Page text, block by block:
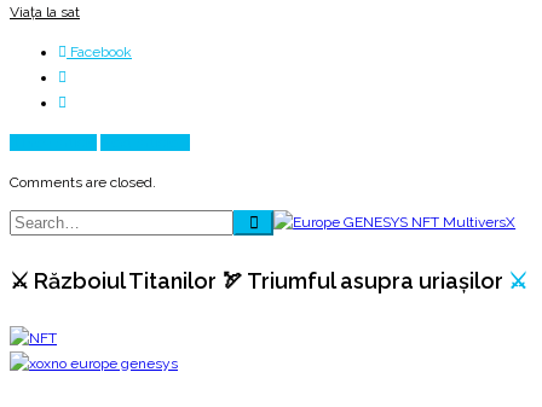
Viața la sat
Facebook
Comments are closed.
⚔️ Războiul Titanilor 🏹 Triumful asupra uriașilor ⚔️